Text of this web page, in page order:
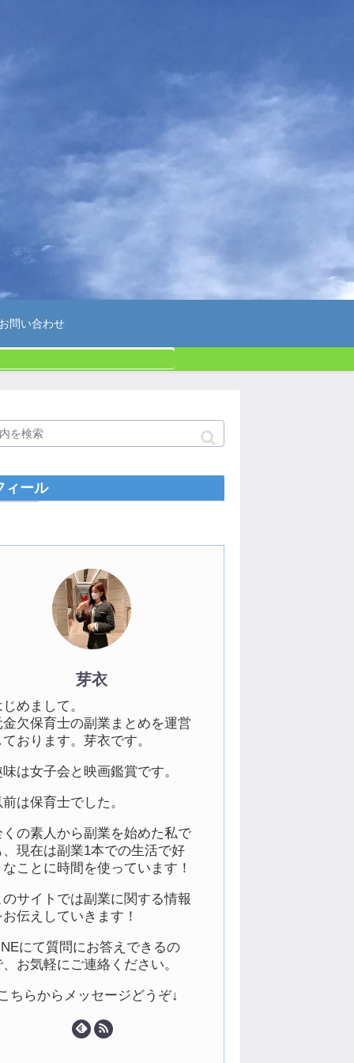
問い合わせ
ィール
芽衣
めまして。
金欠保育士の副業まとめを運営
ております。芽衣です。
味は女子会と映画鑑賞です。
は保育士でした。
くの素人から副業を始めた私で
、現在は副業1本での生活で好
なことに時間を使っています！
のサイトでは副業に関する情報
お伝えしていきます！
にて質問にお答えできるの
、お気軽にご連絡ください。
ちらからメッセージどうぞ↓